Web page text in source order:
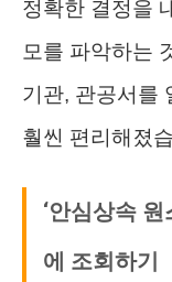
정확한 결정을
모를 파악하는
기관, 관공서를
훨씬 편리해졌
‘안심상속
에 조회하기